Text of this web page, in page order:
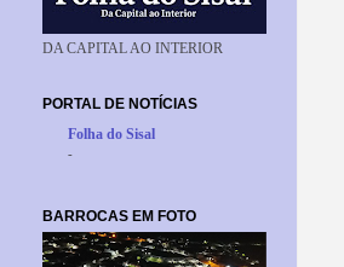
DA CAPITAL AO INTERIOR
PORTAL DE NOTÍCIAS
Folha do Sisal
-
BARROCAS EM FOTO